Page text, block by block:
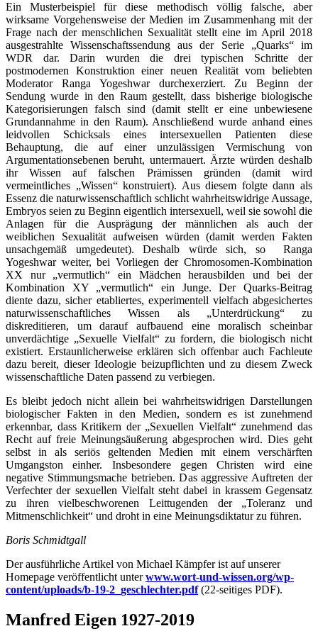
Ein Musterbeispiel für diese methodisch völlig falsche, aber
wirksame Vorgehensweise der Medien im Zusammenhang mit der
Frage nach der menschlichen Sexualität stellt eine im April 2018
ausgestrahlte Wissenschaftssendung aus der Serie „Quarks“ im
WDR dar. Darin wurden die drei typischen Schritte der
postmodernen Konstruktion einer neuen Realität vom beliebten
Moderator Ranga Yogeshwar durchexerziert. Zu Beginn der
Sendung wurde in den Raum gestellt, dass bisherige biologische
Kategorisierungen falsch sind (damit stellt er eine unbewiesene
Grundannahme in den Raum). Anschließend wurde anhand eines
leidvollen Schicksals eines intersexuellen Patienten diese
Behauptung, die auf einer unzulässigen Vermischung von
Argumentationsebenen beruht, untermauert. Ärzte würden deshalb
ihr Wissen auf falschen Prämissen gründen (damit wird
vermeintliches „Wissen“ konstruiert). Aus diesem folgte dann als
Essenz die naturwissenschaftlich schlicht wahrheitswidrige Aussage,
Embryos seien zu Beginn eigentlich intersexuell, weil sie sowohl die
Anlagen für die Ausprägung der männlichen als auch der
weiblichen Sexualität aufweisen würden (damit werden Fakten
unsachgemäß umgedeutet). Deshalb würde sich, so Ranga
Yogeshwar weiter, bei Vorliegen der Chromosomen-Kombination
XX nur „vermutlich“ ein Mädchen herausbilden und bei der
Kombination XY „vermutlich“ ein Junge. Der Quarks-Beitrag
diente dazu, sicher etabliertes, experimentell vielfach abgesichertes
naturwissenschaftliches Wissen als „Unterdrückung“ zu
diskreditieren, um darauf aufbauend eine moralisch scheinbar
unverdächtige „Sexuelle Vielfalt“ zu fordern, die biologisch nicht
existiert. Erstaunlicherweise erklären sich offenbar auch Fachleute
dazu bereit, dieser Ideologie beizupflichten und zu diesem Zweck
wissenschaftliche Daten passend zu verbiegen.
Es bleibt jedoch nicht allein bei wahrheitswidrigen Darstellungen
biologischer Fakten in den Medien, sondern es ist zunehmend
erkennbar, dass Kritikern der „Sexuellen Vielfalt“ zunehmend das
Recht auf freie Meinungsäußerung abgesprochen wird. Dies geht
selbst in als seriös geltenden Medien mit einem verschärften
Umgangston einher. Insbesondere gegen Christen wird eine
negative Stimmungsmache betrieben. Das aggressive Auftreten der
Verfechter der sexuellen Vielfalt steht dabei in krassem Gegensatz
zu ihren vielbeschworenen Leittugenden der „Toleranz und
Mitmenschlichkeit“ und droht in eine Meinungsdiktatur zu führen.
Boris Schmidtgall
Der ausführliche Artikel von Michael Kämpfer ist auf unserer
Homepage veröffentlicht unterwww.wort-und-wissen.org/wp-
content/uploads/b-19-2_geschlechter.pdf(22-seitiges PDF).
Manfred Eigen 1927-2019